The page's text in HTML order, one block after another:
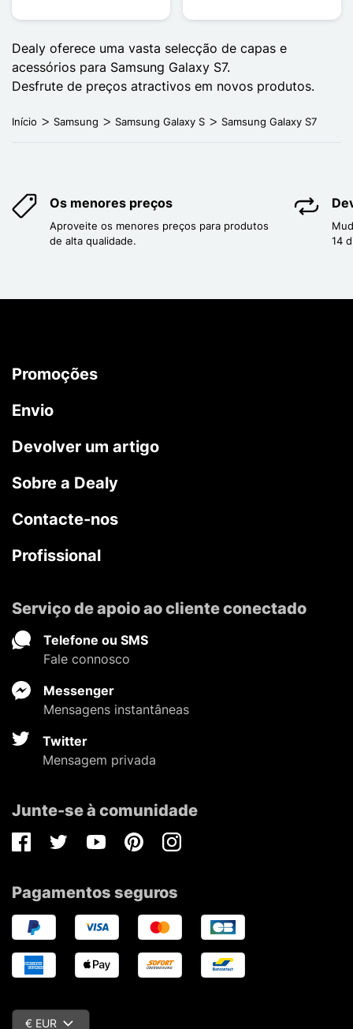
Dealy oferece uma vasta selecção de capas e
acessórios para Samsung Galaxy S7.
Desfrute de preços atractivos em novos produtos.
Início Samsung Samsung Galaxy S Samsung Galaxy S7
Os menores preços
Aproveite os menores preços para produtos
de alta qualidade.
14
Promoções
Envio
Devolver um artigo
Sobre a Dealy
Contacte-nos
Profissional
Serviço de apoio ao cliente conectado
Telefone ou SMS
Fale connosco
Messenger
Mensagens instantâneas
Twitter
Mensagem privada
Junte-se à comunidade
FacebookTwitterYoutubePinterestInstagram
Pagamentos seguros
€ EUR